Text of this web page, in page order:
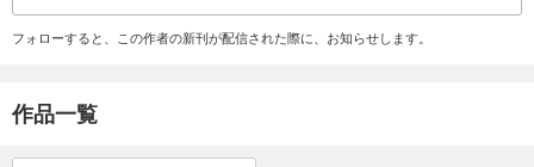
フォローすると、この作者の新刊が配信された際に、お知らせします。
作品一覧